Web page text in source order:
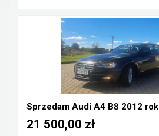
Sprzedam Audi A4 B8 2012 rok
21 500,00 zł